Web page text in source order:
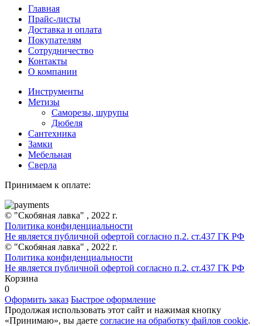
Главная
Прайс-листы
Доставка и оплата
Покупателям
Сотрудничество
Контакты
О компании
Инструменты
Метизы
Саморезы, шурупы
Дюбеля
Сантехника
Замки
Мебельная
Сверла
Принимаем к оплате:
© "Скобяная лавка" , 2022 г.
Политика конфиденциальности
Не является публичной офертой согласно п.2. ст.437 ГК РФ
© "Скобяная лавка" , 2022 г.
Политика конфиденциальности
Не является публичной офертой согласно п.2. ст.437 ГК РФ
Корзина
0
Оформить заказ Быстрое оформление
Продолжая использовать этот сайт и нажимая кнопку
«Принимаю», вы даете согласие на обработку файлов cookie.